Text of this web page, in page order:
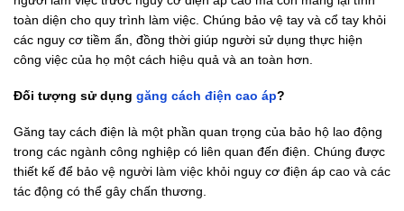
toàn diện cho quy trình làm việc. Chúng bảo vệ tay và cổ tay khỏi
các nguy cơ tiềm ẩn, đồng thời giúp người sử dụng thực hiện
công việc của họ một cách hiệu quả và an toàn hơn.
Đối tượng sử dụng găng cách điện cao áp?
Găng tay cách điện là một phần quan trọng của bảo hộ lao động
trong các ngành công nghiệp có liên quan đến điện. Chúng được
thiết kế để bảo vệ người làm việc khỏi nguy cơ điện áp cao và các
tác động có thể gây chấn thương.